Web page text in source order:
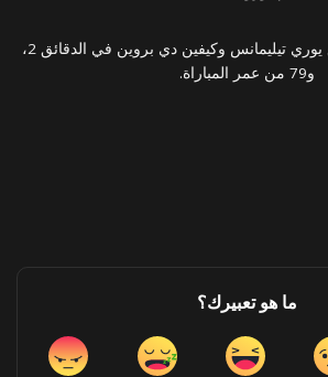
أهداف بلجيكا من توقيع يوري تيليمانس وكيفين دي بروين في الدقائق 2،
و79 من عمر المباراة.
ما هو تعبيرك؟